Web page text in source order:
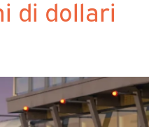
di dollari